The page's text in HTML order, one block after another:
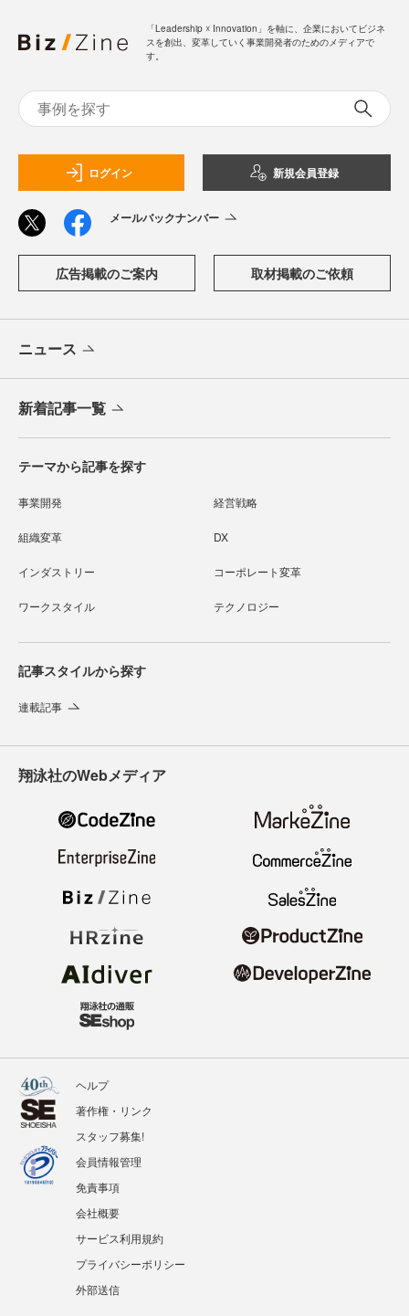
「Leadership ☓ Innovation」を軸に、企業においてビジネ
スを創出、変革していく事業開発者のためのメディアで
す。
ログイン 新規会員登録
メールバックナンバー
広告掲載のご案内 取材掲載のご依頼
ニュース
新着記事一覧
テーマから記事を探す
事業開発 経営戦略
組織変革 DX
インダストリー コーポレート変革
ワークスタイル テクノロジー
記事スタイルから探す
連載記事
翔泳社のWebメディア
ヘルプ
著作権・リンク
スタッフ募集!
会員情報管理
免責事項
会社概要
サービス利用規約
プライバシーポリシー
外部送信